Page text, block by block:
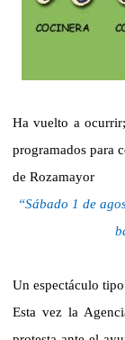
Ha vuelto a
programados para
de Rozamayor
“Sábado 1 de
Un espectáculo
Esta vez la